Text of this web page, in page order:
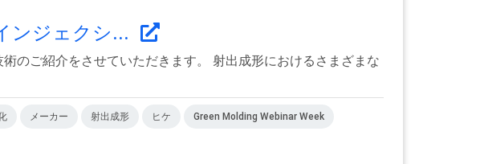
ンジェクシ...
のご紹介をさせていただきます。 射出成形におけるさまざまな
メーカー 射出成形 ヒケ Green Molding Webinar Week